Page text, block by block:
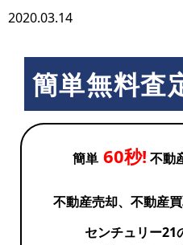
2020.03.14
簡単無料査
簡単 60秒! 不動
不動産売却、不動産
センチュリー21